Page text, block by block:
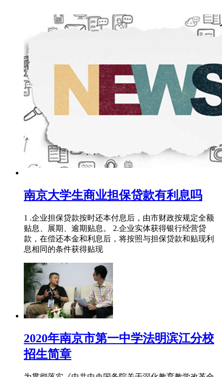
南京大学生商业担保贷款有利息吗
1 .企业担保贷款按时还本付息后，由市财政按规定全额
贴息、展期、逾期贴息。 2.企业实体获得银行经营贷
款，在偿还本金和利息后，将按照与担保贷款和贴现利
息相同的条件获得贴现
2020年南京市第一中学法明滨江分校
招生简章